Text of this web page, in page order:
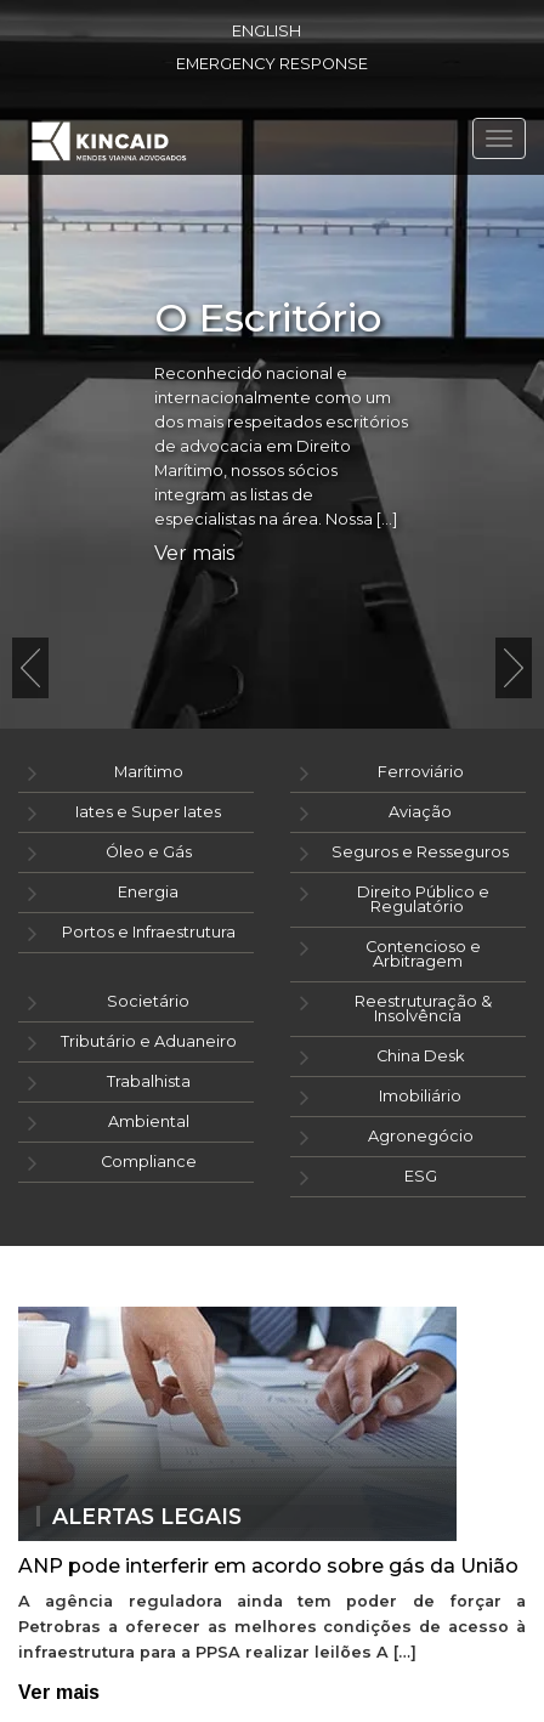
ENGLISH
EMERGENCY RESPONSE
O Escritório
Reconhecido nacional e
internacionalmente como um
dos mais respeitados escritórios
de advocacia em Direito
Marítimo, nossos sócios
integram as listas de
especialistas na área. Nossa […]
Ver mais
Marítimo
Iates e Super Iates
Óleo e Gás
Energia
Portos e Infraestrutura
Ferroviário
Aviação
Seguros e Resseguros
Direito Público e
Regulatório
Contencioso e
Arbitragem
Societário
Tributário e Aduaneiro
Trabalhista
Ambiental
Compliance
Reestruturação &
Insolvência
China Desk
Imobiliário
Agronegócio
ESG
ALERTAS LEGAIS
ANP pode interferir em acordo sobre gás da União
A agência reguladora ainda tem poder de forçar a
Petrobras a oferecer as melhores condições de acesso à
infraestrutura para a PPSA realizar leilões A […]
Ver mais